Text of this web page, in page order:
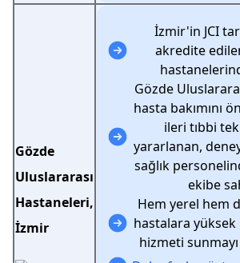
Gözde
Uluslararası
Hastaneleri,
İzmir
İzmir'in JCI
akredite
Gözde
hasta bakımını
ileri tıbbi
yararlanan,
sağlık
ekibe
Hem yerel hem
hastalara yüksek
hizmeti